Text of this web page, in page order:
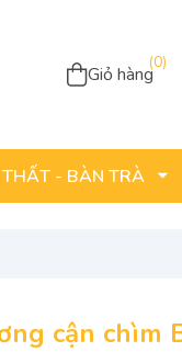
Giỏ hàng
(0)
THẤT - BÀN TRÀ
cận chìm